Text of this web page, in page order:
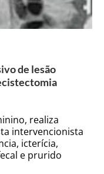
de lesão
realiza
intervencionista
icterícia,
e prurido